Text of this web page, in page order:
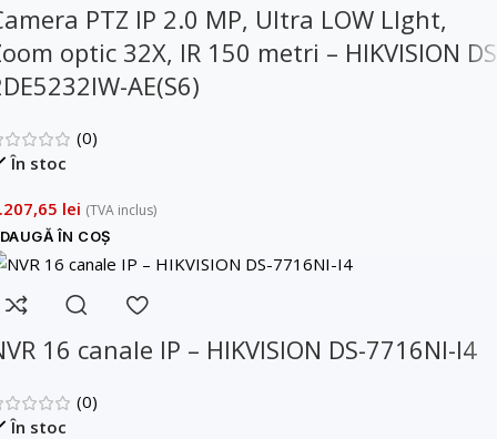
PTZ IP 2.0 MP, Ultra LOW LIght,
optic 32X, IR 150 metri – HIKVISION
AE(S6)
(0)
În stoc
lei (TVA inclus)
ÎN COȘ
16 canale IP – HIKVISION DS-7716NI-I4
(0)
În stoc